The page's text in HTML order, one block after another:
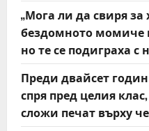
„Мога ли да свиря за
бездомното момиче
но те се подиграха с
Преди двайсет
спря пред целия
сложи печат върху